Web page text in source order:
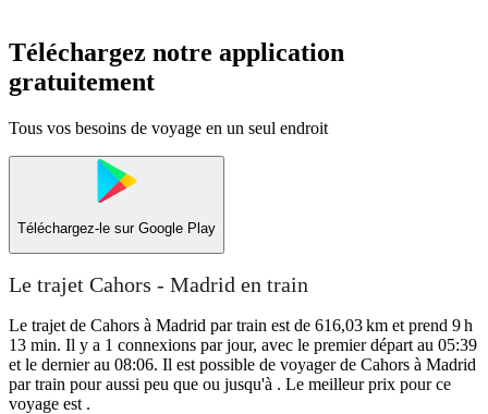
Téléchargez notre application
gratuitement
Tous vos besoins de voyage en un seul endroit
Téléchargez-le sur Google Play
Le trajet Cahors - Madrid en train
Le trajet de Cahors à Madrid par train est de 616,03 km et prend 9 h
13 min. Il y a 1 connexions par jour, avec le premier départ au 05:39
et le dernier au 08:06. Il est possible de voyager de Cahors à Madrid
par train pour aussi peu que ou jusqu'à . Le meilleur prix pour ce
voyage est .